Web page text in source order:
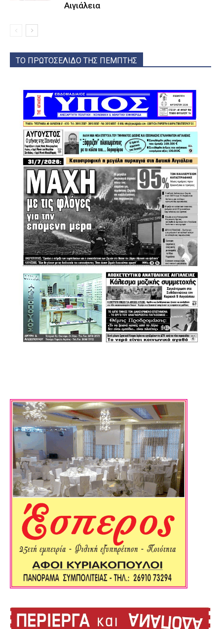
Αιγιάλεια
ΤΟ ΠΡΩΤΟΣΕΛΙΔΟ ΤΗΣ ΠΕΜΠΤΗΣ